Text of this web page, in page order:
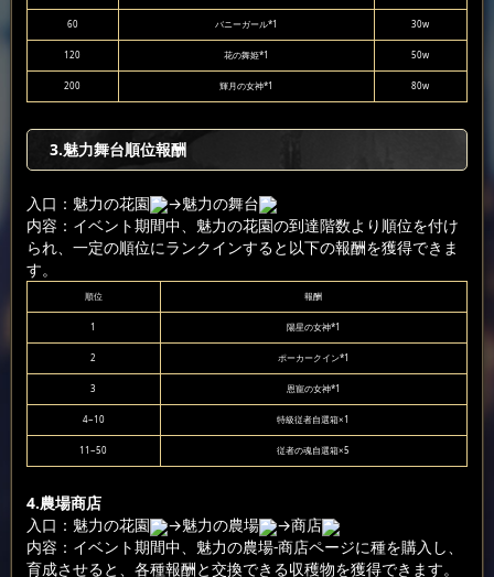
60 バニーガール*1 30w
120 花の舞姫*1 50w
200 輝月の女神*1 80w
3.魅力舞台順位報酬
入口：魅力の花園
→魅力の舞台
内容：イベント期間中、魅力の花園の到達階数より順位を付け
られ、一定の順位にランクインすると以下の報酬を獲得できま
す。
順位 報酬
1 陽星の女神*1
2 ポーカークイン*1
3 恩寵の女神*1
4~10 特級従者自選箱×1
11~50 従者の魂自選箱×5
4.農場商店
入口：魅力の花園
→魅力の農場
→商店
内容：イベント期間中、魅力の農場-商店ページに種を購入し、
育成させると、各種報酬と交換できる収穫物を獲得できます。